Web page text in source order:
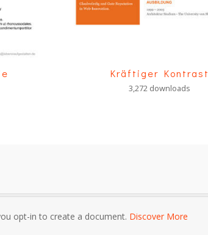
Kräftiger Kontrast
3,272 downloads
Nutzungsbedingungen
opt-in to create a document. Discover More